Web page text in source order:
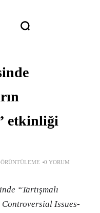
etkinliği
0 YORUM
“Tartışmalı
Issues-